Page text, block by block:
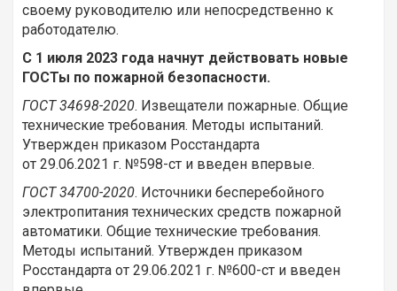
своему руководителю или непосредственно к
работодателю.
С 1 июля 2023 года начнут действовать новые
ГОСТы по пожарной безопасности.
ГОСТ 34698-2020. Извещатели пожарные. Общие
технические требования. Методы испытаний.
Утвержден приказом Росстандарта
от 29.06.2021 г. №598-ст и введен впервые.
ГОСТ 34700-2020. Источники бесперебойного
электропитания технических средств пожарной
автоматики. Общие технические требования.
Методы испытаний. Утвержден приказом
Росстандарта от 29.06.2021 г. №600-ст и введен